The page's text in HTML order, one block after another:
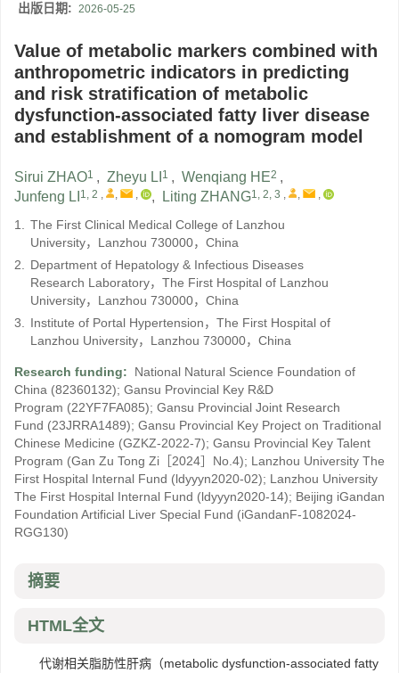
出版日期: 2026-05-25
Value of metabolic markers combined with
anthropometric indicators in predicting
and risk stratification of metabolic
dysfunction-associated fatty liver disease
and establishment of a nomogram model
Sirui ZHAO1 , Zheyu LI 1 , Wenqiang HE2 ,
Junfeng LI 1, 2 , , , , Liting ZHANG1, 2, 3 , , ,
1. The First Clinical Medical College of Lanzhou
University，Lanzhou 730000，China
2. Department of Hepatology & Infectious Diseases
Research Laboratory，The First Hospital of Lanzhou
University，Lanzhou 730000，China
3. Institute of Portal Hypertension，The First Hospital of
Lanzhou University，Lanzhou 730000，China
Research funding:
National Natural Science Foundation of
China (82360132); Gansu Provincial Key R&D
Program (22YF7FA085); Gansu Provincial Joint Research
Fund (23JRRA1489); Gansu Provincial Key Project on Traditional
Chinese Medicine (GZKZ-2022-7); Gansu Provincial Key Talent
Program (Gan Zu Tong Zi［2024］No.4); Lanzhou University The
First Hospital Internal Fund (ldyyyn2020-02); Lanzhou University
The First Hospital Internal Fund (ldyyyn2020-14); Beijing iGandan
Foundation Artificial Liver Special Fund (iGandanF-1082024-
RGG130)
摘要
HTML全文
代谢相关脂肪性肝病（metabolic dysfunction-associated fatty